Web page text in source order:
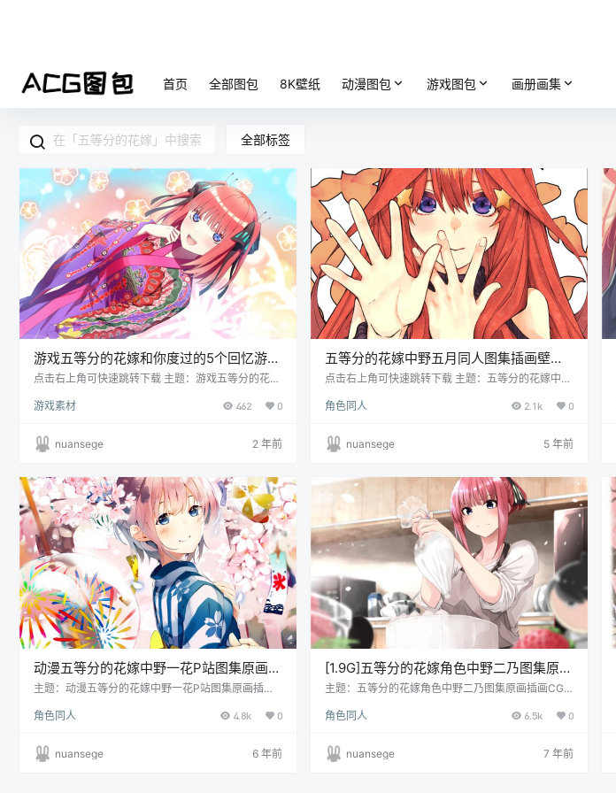
首页 全部图包 8K壁纸 动漫图包 游戏图包 画册画集
全部标签
游戏五等分的花嫁和你度过的5个回忆游戏
CG插画原画美术图片素材
点击右上角可快速跳转下载 主题：游戏五等分的花嫁
式：PNG 数量：273张 画质：各大图站原上传者最
游戏素材 462 0
nuansege 2 年前
五等分的花嫁中野五月同人图集插画壁纸
绘画图片素材
点击右上角可快速跳转下载 主题：五等分的花嫁中野
G 数量：711张/1.76G_不断更新中（更新会在本站公
高画质收集 预览
角色同人 2.1k 0
nuansege 5 年前
动漫五等分的花嫁中野一花P站图集原画插
画壁纸图片素材 美术资料
主题：动漫五等分的花嫁中野一花P站图集原画插画
计更新622张/1.27G， 该主题图包不定期持续更新
大图站原上传者最高画质收集 更多动漫同人素材微信
公众号：暖色阁资源库 链接失效反馈：QQ5134051
角色同人 4.8k 0
nuansege 6 年前
[1.9G]五等分的花嫁角色中野二乃图集原画
插画CG线稿立绘壁纸 图片素材
主题：五等分的花嫁角色中野二乃图集原画插画CG
计更新958张/1.9G， 该主题图包不定期持续更新中，
站原上传者最高画质收集 更多动漫同人素材微信公众
号：暖色阁资源库 链接失效反馈：QQ513405129 通
角色同人 6.5k 0
nuansege 7 年前